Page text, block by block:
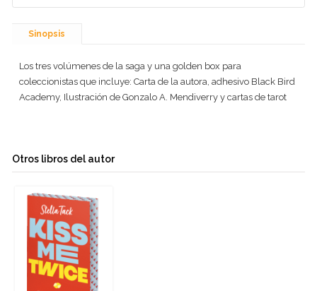
Sinopsis
Los tres volúmenes de la saga y una golden box para
coleccionistas que incluye: Carta de la autora, adhesivo Black Bird
Academy, Ilustración de Gonzalo A. Mendiverry y cartas de tarot
Otros libros del autor